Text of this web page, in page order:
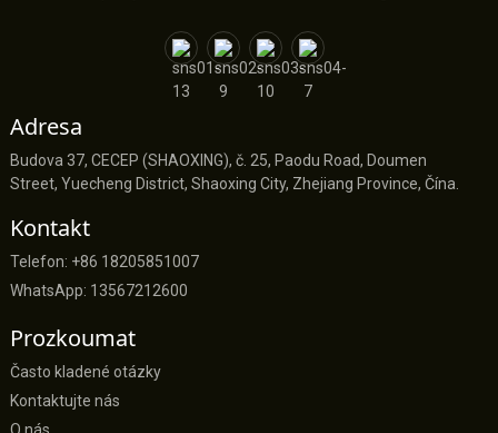
Adresa
Budova 37, CECEP (SHAOXING), č. 25, Paodu Road, Doumen
Street, Yuecheng District, Shaoxing City, Zhejiang Province, Čína.
Kontakt
Telefon: +86 18205851007
WhatsApp: 13567212600
Prozkoumat
Často kladené otázky
Kontaktujte nás